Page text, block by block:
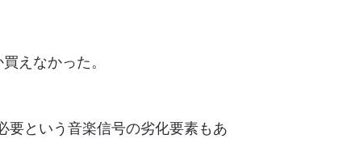
えなかった。
要という音楽信号の劣化要素もあ